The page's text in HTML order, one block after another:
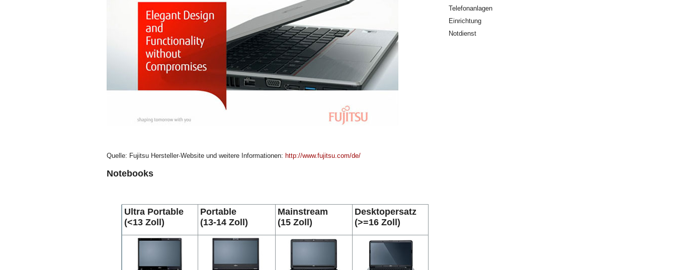
Quelle: Fujitsu Hersteller-Website und weitere Informationen: http://www.fujitsu.com/de/
Notebooks
Ultra Portable
(<13 Zoll)
Portable
(13-14 Zoll)
Mainstream
(15 Zoll)
Desktopersatz
(>=16 Zoll)
Telefonanlagen
Einrichtung
Notdienst